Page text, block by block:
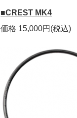
■CREST MK4
価格 15,000円(税込)